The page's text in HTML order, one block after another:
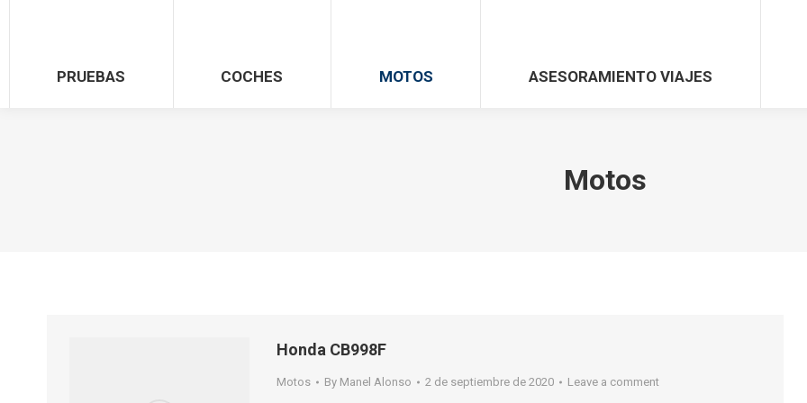
PRUEBAS COCHES MOTOS ASESORAMIENTO VIAJES
Motos
Honda CB998F
Motos By Manel Alonso 2 de septiembre de 2020 Leave a comment